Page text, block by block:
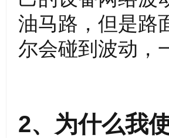
油马路，但是路
尔会碰到波动，
2、为什么我